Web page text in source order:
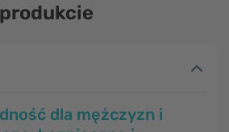
dla mężczyzn i